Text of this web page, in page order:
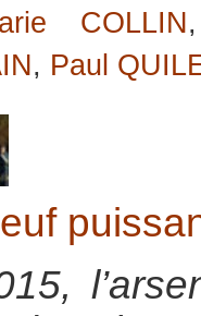
COLLIN
, Paul